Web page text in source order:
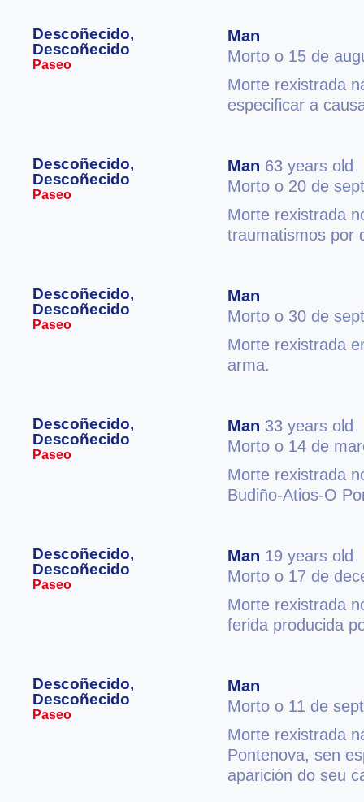
Descoñecido,
Descoñecido
Paseo
Man
Morto o 15 de
Morte rexistrada
especificar a
Descoñecido,
Descoñecido
Paseo
Man 63 years old
Morto o 20 de
Morte rexistrada
traumatismos por
Descoñecido,
Descoñecido
Paseo
Man
Morto o 30 de
Morte rexistrada
arma.
Descoñecido,
Descoñecido
Paseo
Man 33 years old
Morto o 14 de
Morte rexistrada
Budiño-Atios-O
Descoñecido,
Descoñecido
Paseo
Man 19 years old
Morto o 17 de
Morte rexistrada
ferida producida
Descoñecido,
Descoñecido
Paseo
Man
Morto o 11 de
Morte rexistrada
Pontenova, sen
aparición do seu